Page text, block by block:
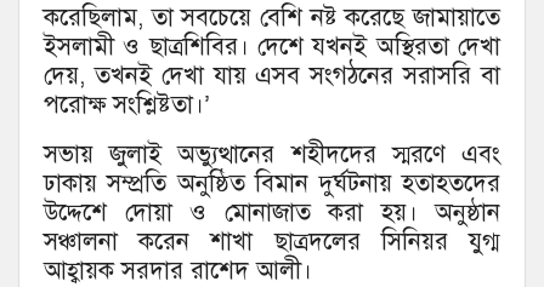
করেছিলাম, তা সবচেয়ে বেশি নষ্ট করেছে জামায়াতে
ইসলামী ও ছাত্রশিবির। দেশে যখনই অস্থিরতা দেখা
দেয়, তখনই দেখা যায় এসব সংগঠনের সরাসরি বা
পরোক্ষ সংশ্লিষ্টতা।’
সভায় জুলাই অভ্যুত্থানের শহীদদের স্মরণে এবং
ঢাকায় সম্প্রতি অনুষ্ঠিত বিমান দুর্ঘটনায় হতাহতদের
উদ্দেশে দোয়া ও মোনাজাত করা হয়। অনুষ্ঠান
সঞ্চালনা করেন শাখা ছাত্রদলের সিনিয়র যুগ্ম
আহ্বায়ক সরদার রাশেদ আলী।